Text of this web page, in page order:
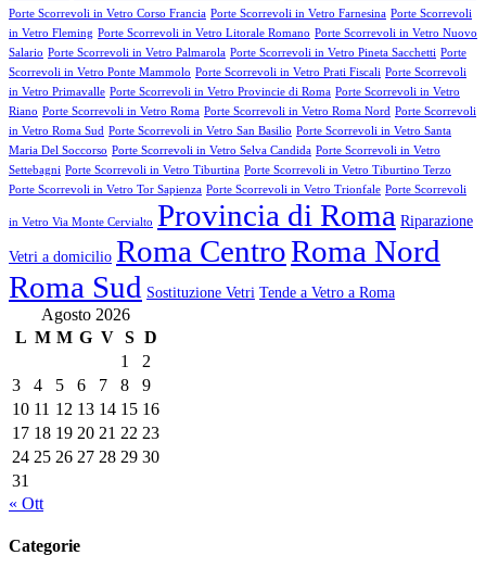
Porte Scorrevoli in Vetro Corso Francia Porte Scorrevoli in Vetro Farnesina Porte Scorrevoli
in Vetro Fleming Porte Scorrevoli in Vetro Litorale Romano Porte Scorrevoli in Vetro Nuovo
Salario Porte Scorrevoli in Vetro Palmarola Porte Scorrevoli in Vetro Pineta Sacchetti Porte
Scorrevoli in Vetro Ponte Mammolo Porte Scorrevoli in Vetro Prati Fiscali Porte Scorrevoli
in Vetro Primavalle Porte Scorrevoli in Vetro Provincie di Roma Porte Scorrevoli in Vetro
Riano Porte Scorrevoli in Vetro Roma Porte Scorrevoli in Vetro Roma Nord Porte Scorrevoli
in Vetro Roma Sud Porte Scorrevoli in Vetro San Basilio Porte Scorrevoli in Vetro Santa
Maria Del Soccorso Porte Scorrevoli in Vetro Selva Candida Porte Scorrevoli in Vetro
Settebagni Porte Scorrevoli in Vetro Tiburtina Porte Scorrevoli in Vetro Tiburtino Terzo
Porte Scorrevoli in Vetro Tor Sapienza Porte Scorrevoli in Vetro Trionfale Porte Scorrevoli
in Vetro Via Monte Cervialto Provincia di Roma Riparazione
Vetri a domicilio Roma CentroRoma Nord
Roma Sud Sostituzione Vetri Tende a Vetro a Roma
Agosto 2026
L M M G V S D
1
2
3
4 5 6 7 8
9
10 11 12 13 14 15 16
17 18 19 20 21 22 23
24 25 26 27 28 29 30
31
« Ott
Categorie